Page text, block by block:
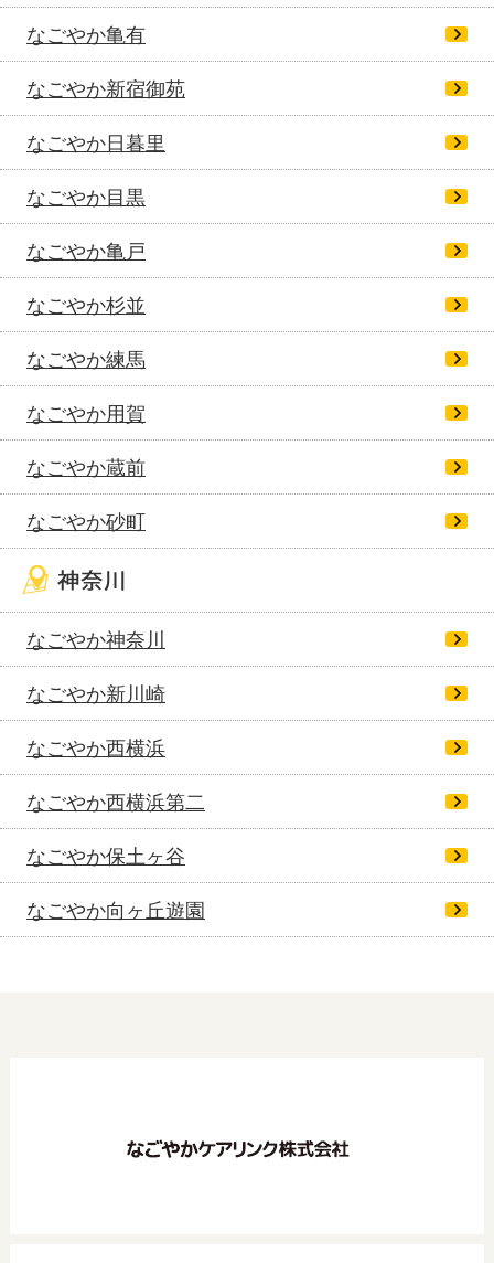
なごやか亀有
なごやか新宿御苑
なごやか日暮里
なごやか目黒
なごやか亀戸
なごやか杉並
なごやか練馬
なごやか用賀
なごやか蔵前
なごやか砂町
なごやか神奈川
なごやか新川崎
なごやか西横浜
なごやか西横浜第二
なごやか保土ヶ谷
なごやか向ヶ丘遊園